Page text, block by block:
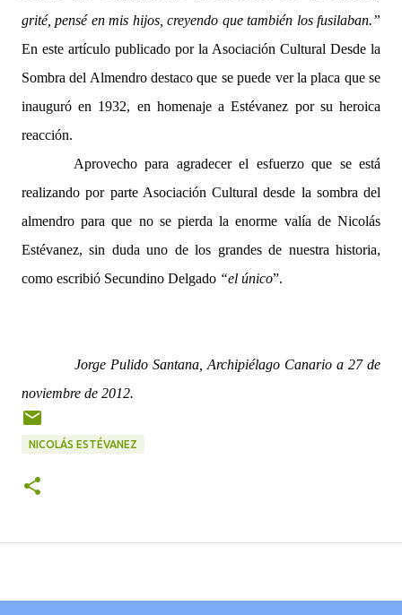
grité, pensé en mis hijos, creyendo que también los fusilaban.”
En este artículo publicado por la Asociación Cultural Desde la
Sombra del Almendro destaco que se puede ver la placa que se
inauguró en 1932, en homenaje a Estévanez por su heroica
reacción.
Aprovecho para agradecer el esfuerzo que se está
realizando por parte Asociación Cultural desde la sombra del
almendro para que no se pierda la enorme valía de Nicolás
Estévanez, sin duda uno de los grandes de nuestra historia,
como escribió Secundino Delgado “el único”.
Jorge Pulido Santana, Archipiélago Canario a 27 de
noviembre de 2012.
NICOLÁS ESTÉVANEZ